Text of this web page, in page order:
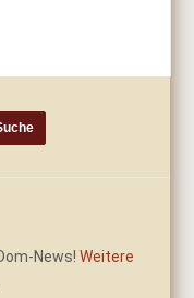
News!Weitere